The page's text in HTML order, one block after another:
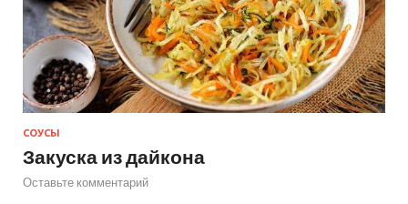
СОУСЫ
Закуска из дайкона
Оставьте комментарий